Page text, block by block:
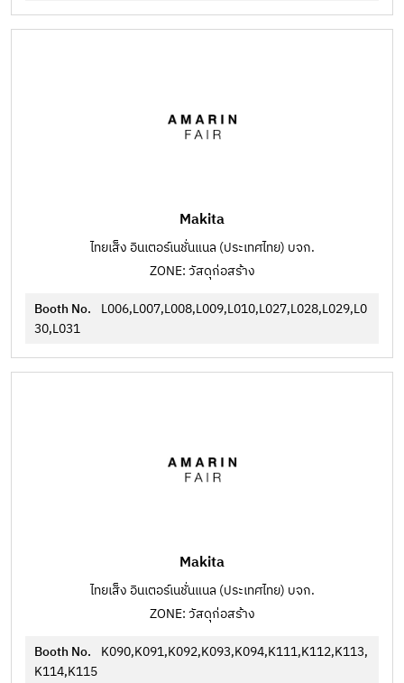
Makita
ไทยเส็ง อินเตอร์เนชั่นแนล (ประเทศไทย) บจก.
ZONE: วัสดุก่อสร้าง
Booth No. L006,L007,L008,L009,L010,L027,L028,L029,L0
30,L031
Makita
ไทยเส็ง อินเตอร์เนชั่นแนล (ประเทศไทย) บจก.
ZONE: วัสดุก่อสร้าง
Booth No. K090,K091,K092,K093,K094,K111,K112,K113,
K114,K115